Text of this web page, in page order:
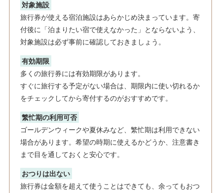
対象施設
旅行券が使える宿泊施設はあらかじめ決まっています。寄
付後に「泊まりたい宿で使えなかった」とならないよう、
対象施設は必ず事前に確認しておきましょう。
有効期限
多くの旅行券には有効期限があります。
すぐに旅行する予定がない場合は、期限内に使い切れるか
をチェックしてから寄付するのがおすすめです。
繁忙期の利用可否
ゴールデンウィークや夏休みなど、繁忙期は利用できない
場合があります。希望の時期に使えるかどうか、注意書き
まで目を通しておくと安心です。
おつりは出ない
旅行券は金額を超えて使うことはできても、余ってもおつ